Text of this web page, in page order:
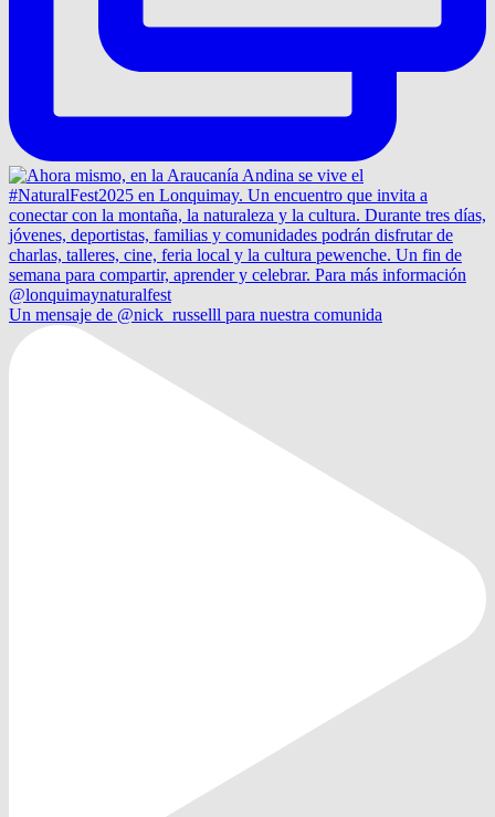
Un mensaje de @nick_russelll para nuestra comunida